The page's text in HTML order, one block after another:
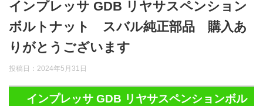
インプレッサ GDB リヤサスペンション
ボルトナット スバル純正部品 購入あ
りがとうございます
投稿日： 2024年5月31日
インプレッサ GDB リヤサスペンションボル